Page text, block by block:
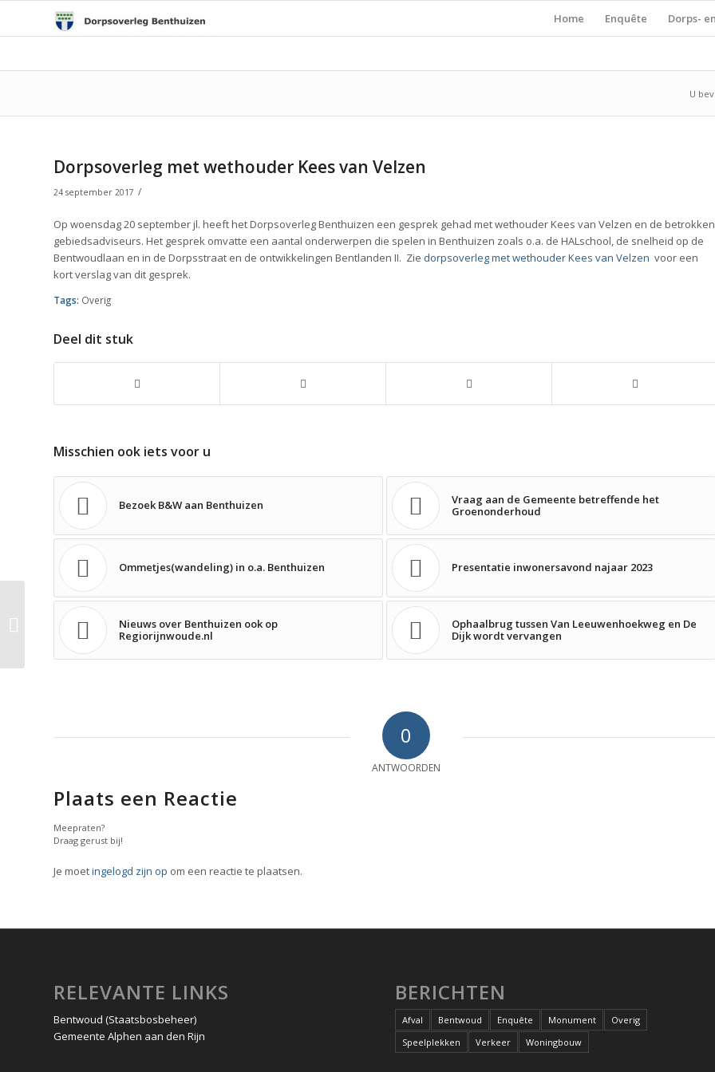
Home Enquête Dorps-
U
Dorpsoverleg met wethouder Kees van Velzen
24 september 2017 /
Op woensdag 20 september jl. heeft het Dorpsoverleg Benthuizen een gesprek gehad met wethouder Kees van Velzen en de betrokken
gebiedsadviseurs. Het gesprek omvatte een aantal onderwerpen die spelen in Benthuizen zoals o.a. de HALschool, de snelheid op de
Bentwoudlaan en in de Dorpsstraat en de ontwikkelingen Bentlanden II. Zie dorpsoverleg met wethouder Kees van Velzen voor een
kort verslag van dit gesprek.
Tags: Overig
Deel dit stuk
Misschien ook iets voor u
Bezoek B&W aan Benthuizen
Vraag aan de Gemeente betreffende het
Groenonderhoud
Ommetjes(wandeling) in o.a. Benthuizen Presentatie inwonersavond najaar 2023
Nieuws over Benthuizen ook op
Regiorijnwoude.nl
Ophaalbrug tussen Van Leeuwenhoekweg en De
Dijk wordt vervangen
0
ANTWOORDEN
Plaats een Reactie
Meepraten?
Draag gerust bij!
Je moetingelogd zijn op om een reactie te plaatsen.
RELEVANTE LINKS
Bentwoud (Staatsbosbeheer)
Gemeente Alphen aan den Rijn
BERICHTEN
Afval Bentwoud Enquête Monument
Overig
Speelplekken
Verkeer Woningbouw
Interview voorzitter Dorpsoverleg